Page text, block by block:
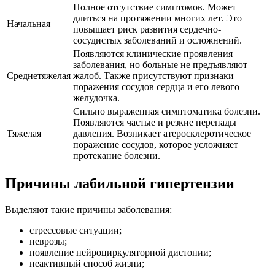
Начальная
Полное отсутствие симптомов. Может
длиться на протяжении многих лет. Это
повышает риск развития сердечно-
сосудистых заболеваний и осложнений.
Среднетяжелая
Появляются клинические проявления
заболевания, но больные не предъявляют
жалоб. Также присутствуют признаки
поражения сосудов сердца и его левого
желудочка.
Тяжелая
Сильно выраженная симптоматика болезни.
Появляются частые и резкие перепады
давления. Возникает атеросклеротическое
поражение сосудов, которое усложняет
протекание болезни.
Причины лабильной гипертензии
Выделяют такие причины заболевания:
стрессовые ситуации;
неврозы;
появление нейроциркуляторной дистонии;
неактивный способ жизни;